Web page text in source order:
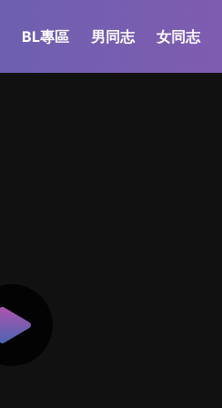
BL專區 男同志 女同志